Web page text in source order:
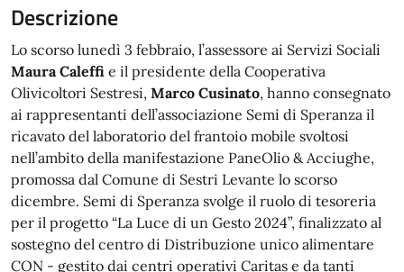
Descrizione
Lo scorso lunedì 3 febbraio, l’assessore ai Servizi Sociali
Maura Caleffi e il presidente della Cooperativa
Olivicoltori Sestresi, Marco Cusinato, hanno consegnato
ai rappresentanti dell’associazione Semi di Speranza il
ricavato del laboratorio del frantoio mobile svoltosi
nell’ambito della manifestazione PaneOlio & Acciughe,
promossa dal Comune di Sestri Levante lo scorso
dicembre. Semi di Speranza svolge il ruolo di tesoreria
per il progetto “La Luce di un Gesto 2024”, finalizzato al
sostegno del centro di Distribuzione unico alimentare
CON - gestito dai centri operativi Caritas e da tanti